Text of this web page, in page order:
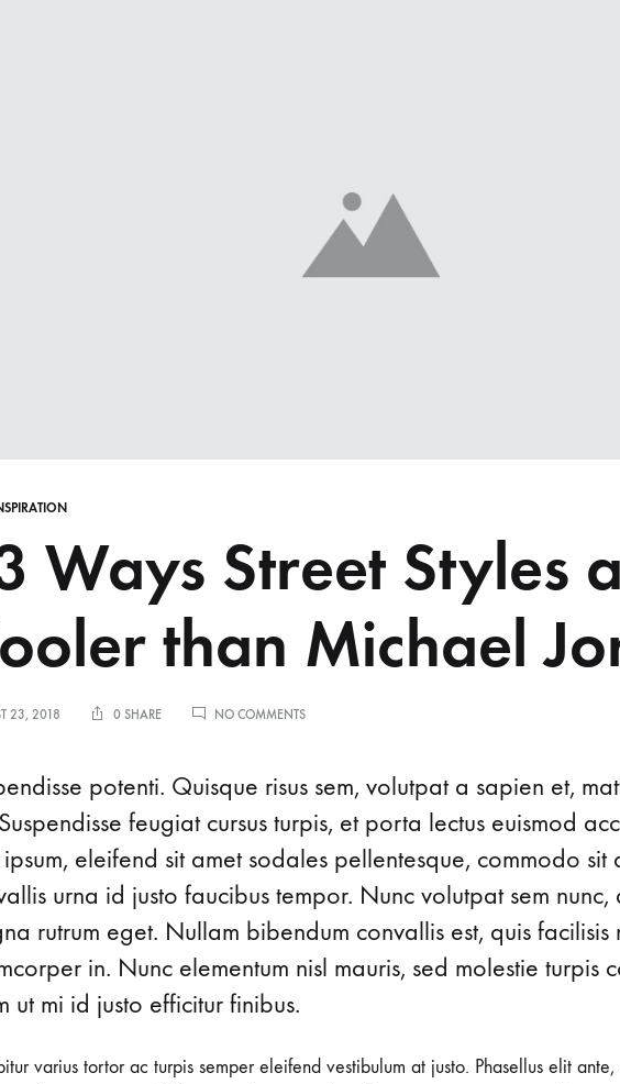
Ways Street Styles
than Michael
23, 2018 0 SHARE NO COMMENTSON
STYLES
ARE
COOLER
MICHAEL
JORDAN
potenti. Quisque risus sem, volutpat a sapien et,
feugiat cursus turpis, et porta lectus euismod
eleifend sit amet sodales pellentesque, commodo sit
urna id justo faucibus tempor. Nunc volutpat sem nunc,
rutrum eget. Nullam bibendum convallis est, quis facilisis
in. Nunc elementum nisl mauris, sed molestie turpis
ut mi id justo efficitur finibus.
varius tortor ac turpis semper eleifend vestibulum at justo. Phasellus elit